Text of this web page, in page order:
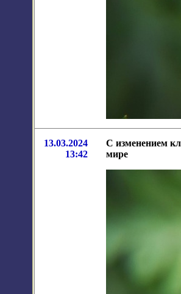
13.03.2024
13:42
С изменением
мире